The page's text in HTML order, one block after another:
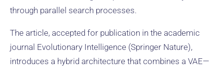
through parallel search processes.
The article, accepted for publication in the academic
journal Evolutionary Intelligence (Springer Nature),
introduces a hybrid architecture that combines a VAE—